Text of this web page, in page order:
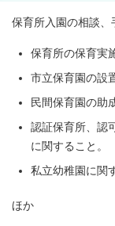
保育所入園の相談、
保育所の保育実
市立保育園の設
民間保育園の助
認証保育所、認
に関すること。
私立幼稚園に関
ほか